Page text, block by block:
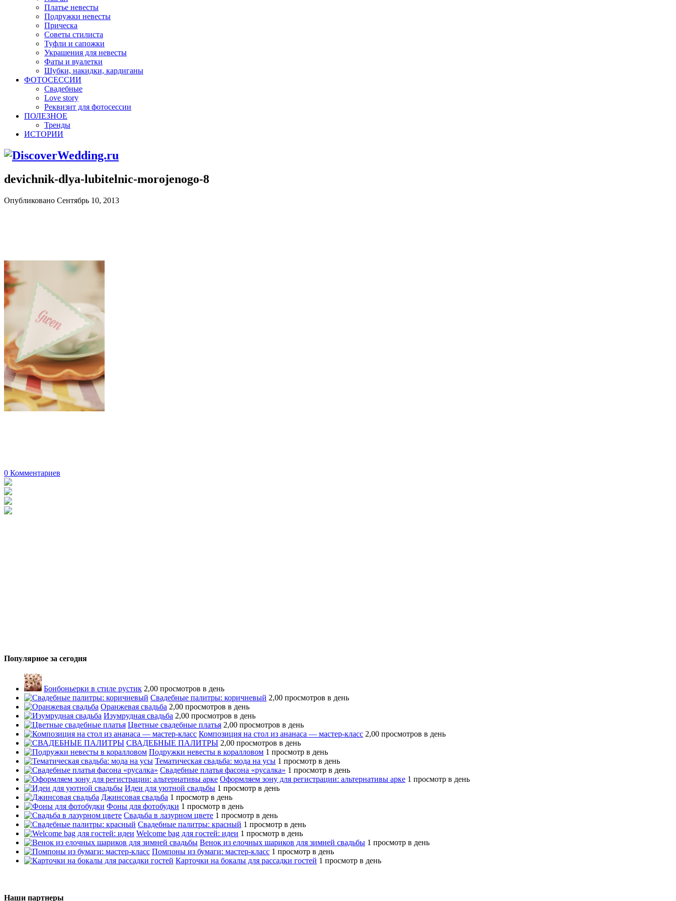
Платье невесты
Подружки невесты
Прическа
Советы стилиста
Туфли и сапожки
Украшения для невесты
Фаты и вуалетки
Шубки, накидки, кардиганы
ФОТОСЕССИИ
Свадебные
Love story
Реквизит для фотосессии
ПОЛЕЗНОЕ
Тренды
ИСТОРИИ
devichnik-dlya-lubitelnic-morojenogo-8
Опубликовано Сентябрь 10, 2013
0 Комментариев
Популярное за сегодня
Бонбоньерки в стиле рустик 2,00 просмотров в день
Свадебные палитры: коричневый 2,00 просмотров в день
Оранжевая свадьба 2,00 просмотров в день
Изумрудная свадьба 2,00 просмотров в день
Цветные свадебные платья 2,00 просмотров в день
Композиция на стол из ананаса — мастер-класс 2,00 просмотров в день
СВАДЕБНЫЕ ПАЛИТРЫ 2,00 просмотров в день
Подружки невесты в коралловом 1 просмотр в день
Тематическая свадьба: мода на усы 1 просмотр в день
Свадебные платья фасона «русалка» 1 просмотр в день
Оформляем зону для регистрации: альтернативы арке 1 просмотр в день
Идеи для уютной свадьбы 1 просмотр в день
Джинсовая свадьба 1 просмотр в день
Фоны для фотобудки 1 просмотр в день
Свадьба в лазурном цвете 1 просмотр в день
Свадебные палитры: красный 1 просмотр в день
Welcome bag для гостей: идеи 1 просмотр в день
Венок из елочных шариков для зимней свадьбы 1 просмотр в день
Помпоны из бумаги: мастер-класс 1 просмотр в день
Карточки на бокалы для рассадки гостей 1 просмотр в день
Наши партнеры